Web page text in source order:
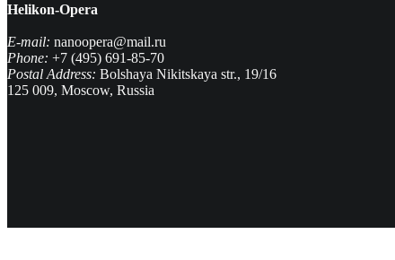
Helikon-Opera
E-mail: nanoopera@mail.ru
Phone: +7 (495) 691-85-70
Postal Address: Bolshaya Nikitskaya str., 19/16
125 009, Moscow, Russia